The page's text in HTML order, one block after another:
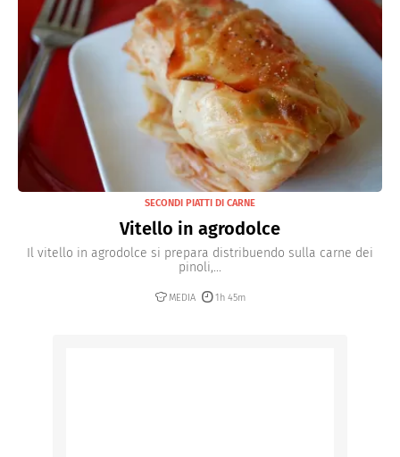
SECONDI PIATTI DI CARNE
Vitello in agrodolce
Il vitello in agrodolce si prepara distribuendo sulla carne dei
pinoli,...
MEDIA 1h 45m